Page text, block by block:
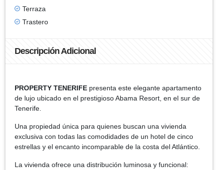
Terraza
Trastero
Descripción Adicional
PROPERTY TENERIFE presenta este elegante apartamento
de lujo ubicado en el prestigioso Abama Resort, en el sur de
Tenerife.
Una propiedad única para quienes buscan una vivienda
exclusiva con todas las comodidades de un hotel de cinco
estrellas y el encanto incomparable de la costa del Atlántico.
La vivienda ofrece una distribución luminosa y funcional: